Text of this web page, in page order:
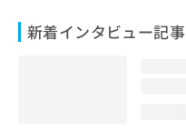
新着インタビュー記事